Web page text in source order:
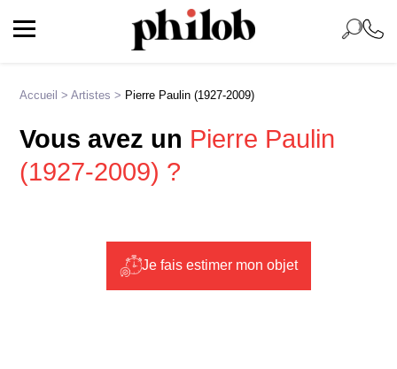
Accueil >Artistes > Pierre Paulin (1927-2009)
Vous avez un Pierre Paulin
(1927-2009) ?
Je fais estimer mon objet